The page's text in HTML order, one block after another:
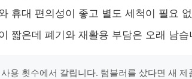
휴대 편의성이 좋고 별도 세척이 필요
짧은데 폐기와 재활용 부담은 오래 남습
용 횟수에서 갈립니다. 텀블러를 샀다면 새 제